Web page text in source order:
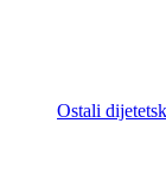
Ostali